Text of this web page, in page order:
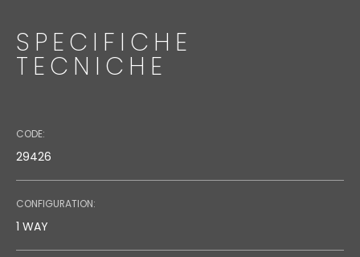
SPECIFICHE
TECNICHE
CODE:
29426
CONFIGURATION:
1 WAY